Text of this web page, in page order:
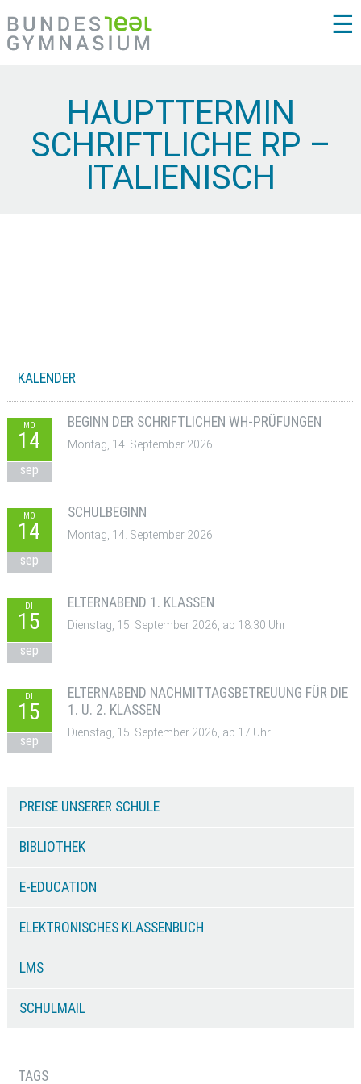
☰
HAUPTTERMIN
SCHRIFTLICHE RP –
ITALIENISCH
KALENDER
MO
14
sep
BEGINN DER SCHRIFTLICHEN WH-PRÜFUNGEN
Montag, 14. September 2026
MO
14
sep
SCHULBEGINN
Montag, 14. September 2026
DI
15
sep
ELTERNABEND 1. KLASSEN
Dienstag, 15. September 2026, ab 18:30 Uhr
DI
15
sep
ELTERNABEND NACHMITTAGSBETREUUNG FÜR DIE
1. U. 2. KLASSEN
Dienstag, 15. September 2026, ab 17 Uhr
PREISE UNSERER SCHULE
BIBLIOTHEK
E-EDUCATION
ELEKTRONISCHES KLASSENBUCH
LMS
SCHULMAIL
TAGS